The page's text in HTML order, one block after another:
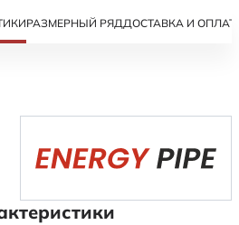
РАЗМЕРНЫЙ РЯДДОСТАВКА И